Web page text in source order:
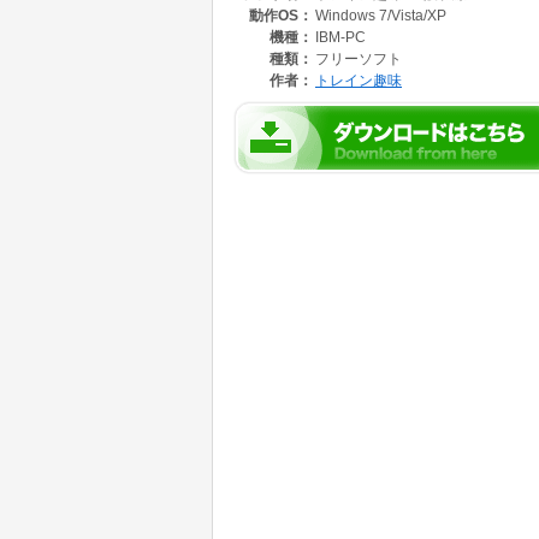
綿密な取材による実時間・実ダイヤにこだわ
・朝ラッシュの快速鳳行きは、2分前発車の
さい。
・1分間無操作時にはEBブザーが鳴りますの
・普通電車運転時にある特定条件を満たすと
動作OS： Windows 7/Vista/XP
機種：
IBM-PC
種類： フリーソフト
作者：
トレイン趣味